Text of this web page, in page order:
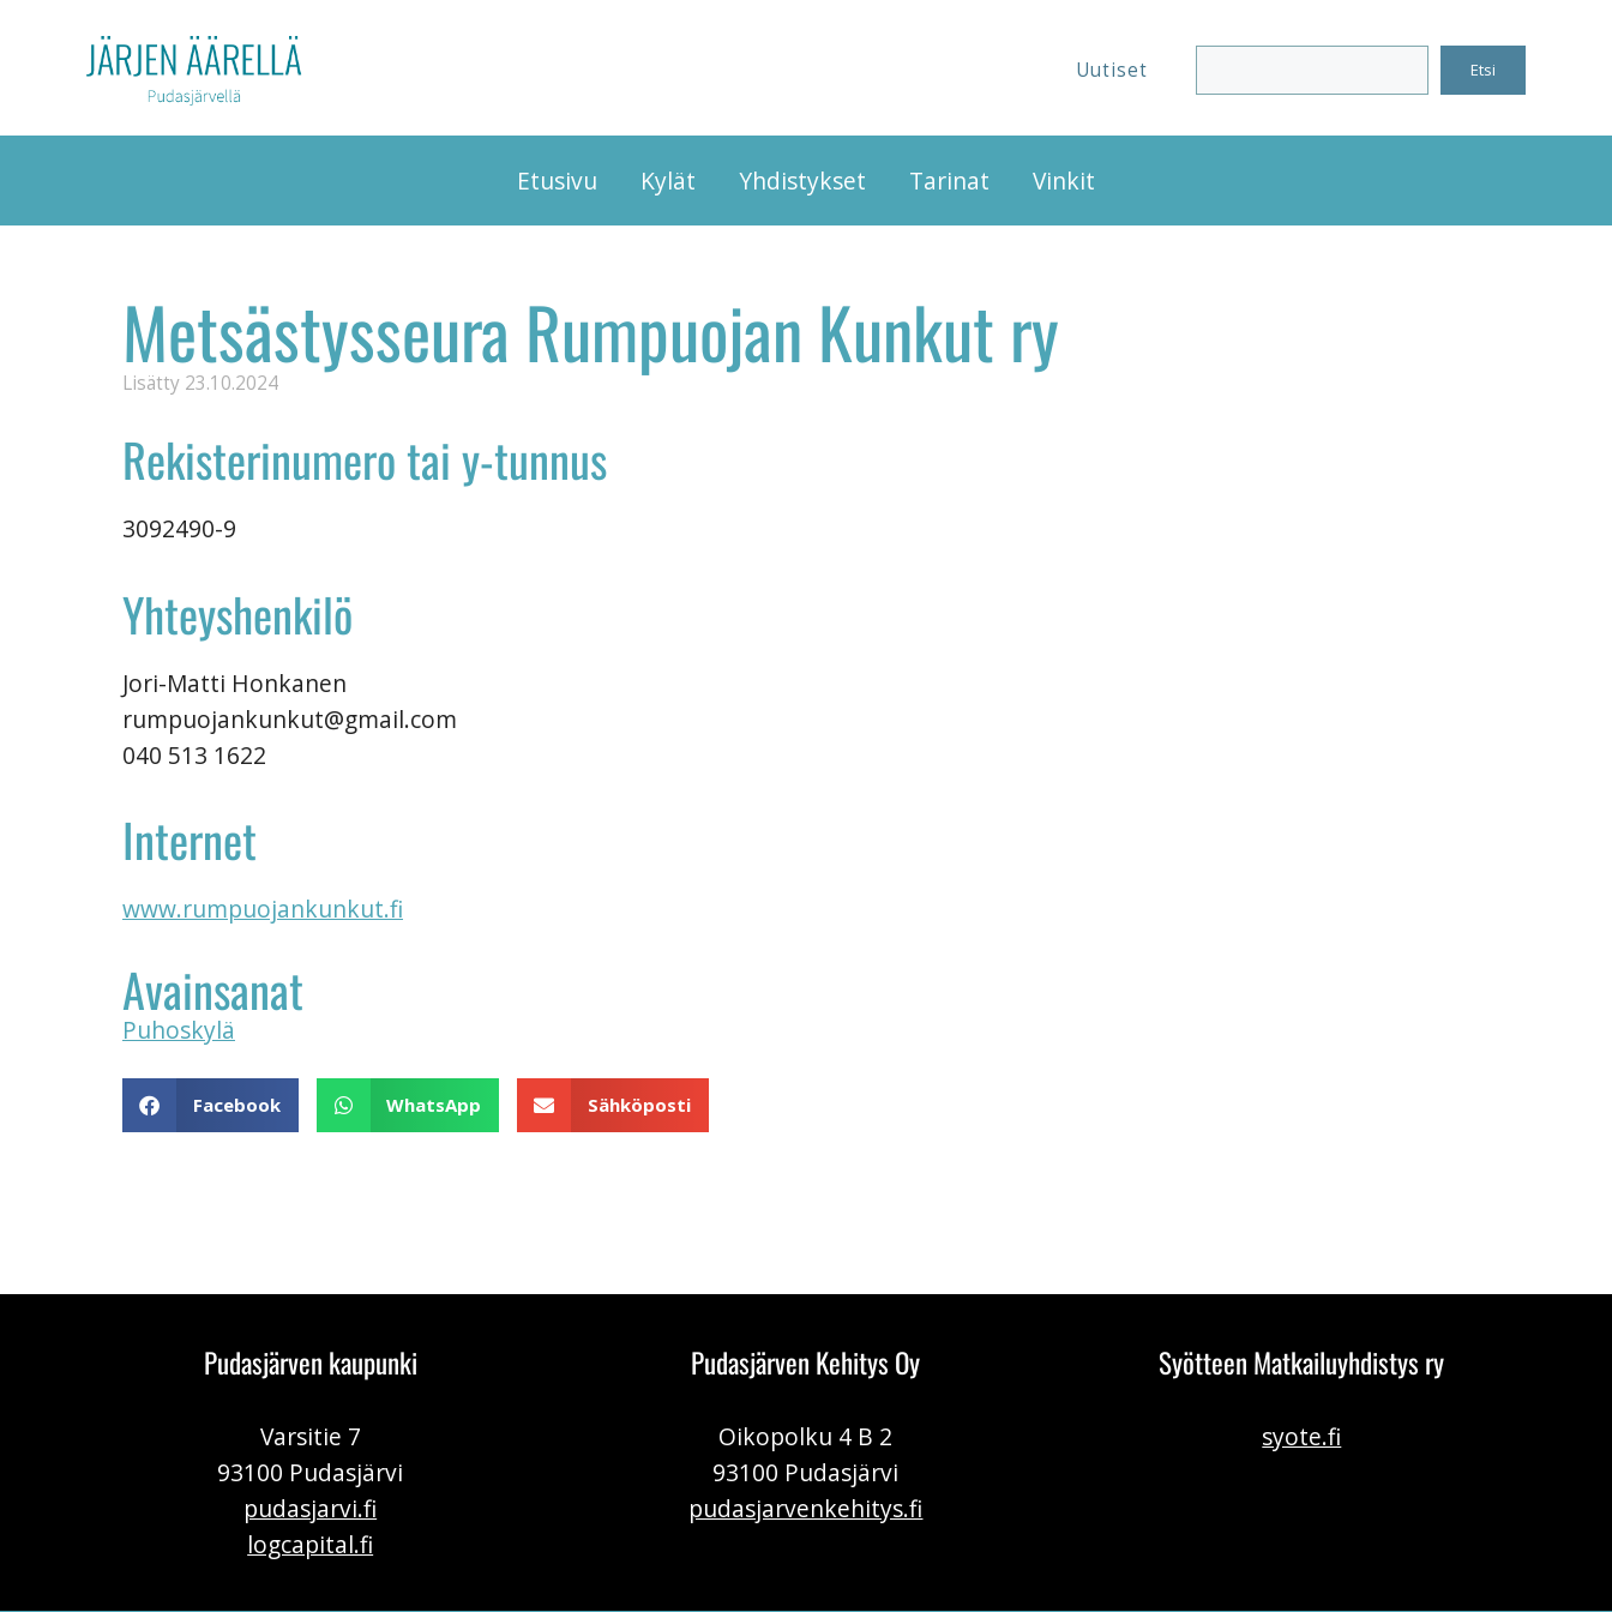
Uutiset Etsi
Etusivu Kylät Yhdistykset Tarinat Vinkit
Metsästysseura Rumpuojan Kunkut ry
Lisätty 23.10.2024
Rekisterinumero tai y-tunnus
3092490-9
Yhteyshenkilö
Jori-Matti Honkanen
rumpuojankunkut@gmail.com
040 513 1622
Internet
www.rumpuojankunkut.fi
Avainsanat
Puhoskylä
Facebook WhatsApp Sähköposti
Pudasjärven kaupunki
Varsitie 7
93100 Pudasjärvi
pudasjarvi.fi
logcapital.fi
Pudasjärven Kehitys Oy
Oikopolku 4 B 2
93100 Pudasjärvi
pudasjarvenkehitys.fi
Syötteen Matkailuyhdistys ry
syote.fi